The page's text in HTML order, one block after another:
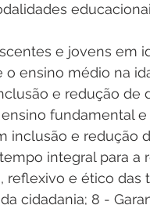
e jovens em
ensino médio na
e redução de
fundamental
inclusão e redução
integral para a
reflexivo e ético das
cidadania; 8 -